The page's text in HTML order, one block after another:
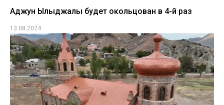
Аджун Ылыджалы будет окольцован в 4-й раз
13.08.2024